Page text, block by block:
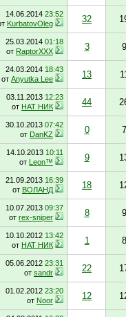
14.06.2014 23:52
KurbatovOleg 32
25.03.2014 01:18
от RaptorXXX 3
24.03.2014 18:43
от Anyutka Lee 13
03.11.2013 12:23
от НАТ НИК 44
30.10.2013 07:42
от DanKZ 0
14.10.2013 10:11
от Leon™ 9
21.09.2013 16:39
от ВОЛАНД 18
10.07.2013 09:37
от rex-sniper 8
10.10.2012 13:42
от НАТ НИК 1
05.06.2012 23:31
от sandr 22
01.02.2012 23:20
от Noor 12